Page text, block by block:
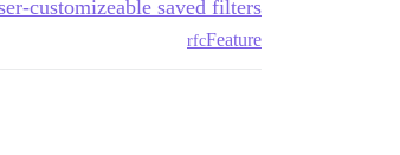
customizeable saved filters
Feature
rfc